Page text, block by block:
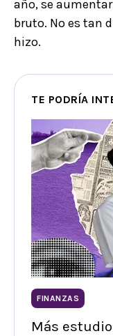
año, se
bruto. No es tan
hizo.
TE PODRÍA
FINANZAS
Más